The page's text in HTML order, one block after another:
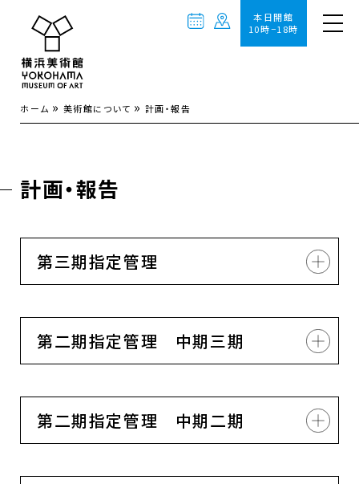
本日開館
10時−18時
ホーム » 美術館について » 計画・報告
計画・報告
第三期指定管理
第二期指定管理 中期三期
第二期指定管理 中期二期